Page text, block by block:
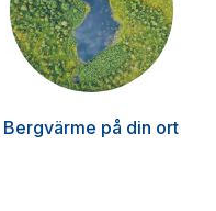
Bergvärme på din ort